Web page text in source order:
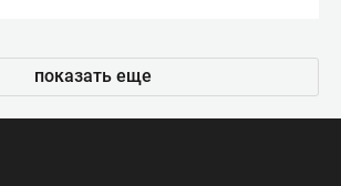
показать еще